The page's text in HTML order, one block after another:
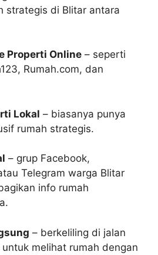
strategis di Blitar antara
Properti Online – seperti
Rumah.com, dan
Lokal – biasanya punya
rumah strategis.
– grup Facebook,
Telegram warga Blitar
info rumah
– berkeliling di jalan
melihat rumah dengan